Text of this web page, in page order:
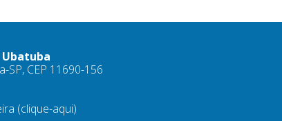
SP, CEP 11690-156
(clique-aqui)